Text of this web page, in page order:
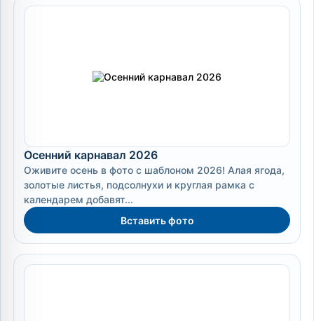
Осенний карнавал 2026
Оживите осень в фото с шаблоном 2026! Алая ягода,
золотые листья, подсолнухи и круглая рамка с
календарем добавят...
Вставить фото